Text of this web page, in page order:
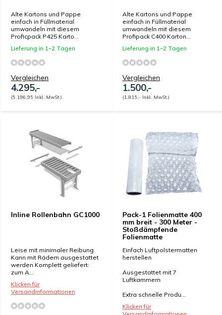
Alte Kartons und Pappe
einfach in Füllmaterial
umwandeln mit diesem
Proficpack P425 Karto...
Lieferung in 1–2 Tagen
Vergleichen
4.295,-
(5.196,95 Inkl. MwSt.)
Alte Kartons und Pappe
einfach in Füllmaterial
umwandeln mit diesem
Profipack C400 Karton...
Lieferung in 1–2 Tagen
Vergleichen
1.500,-
(1.815,- Inkl. MwSt.)
Inline Rollenbahn GC1000
Leise mit minimaler Reibung
Kann mit Rädern ausgestattet
werden Komplett geliefert:
zum A...
Klicken für
Versandinformationen
Pack-1 Folienmatte 400
mm breit - 300 Meter -
Stoßdämpfende
Folienmatte
Einfach Luftpolstermatten
herstellen
Ausgestattet mit 7
Luftkammern
Extra schnelle Produ...
Klicken für